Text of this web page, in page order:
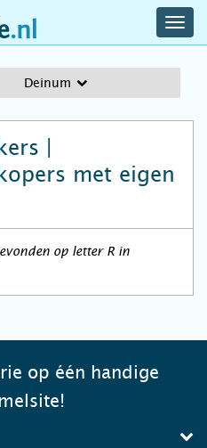
Deinum
|
met eigen
op letter R in
op één handige